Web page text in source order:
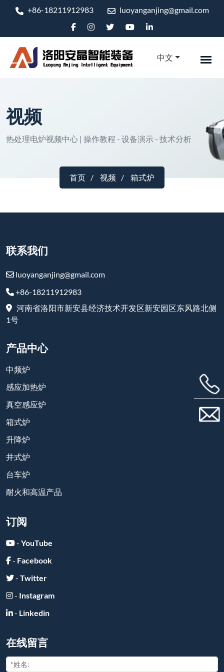
+86-18211912983 luoyanganjing@gmail.com
中文
视频
热处理电炉视频中心 | 操作教程 - 设备演示 - 技术分析
首页 视频 箱式炉
联系我们
luoyanganjing@gmail.com
+86-18211912983
河南省洛阳市新安县经济技术开发区新安园区东风路北侧
1号
产品中心
中频炉
感应加热炉
真空感应炉
箱式炉
升降炉
井式炉
台车炉
耐火和高温产品
订阅
- YouTube
- Facebook
- Twitter
- Instagram
- Linkedin
在线留言